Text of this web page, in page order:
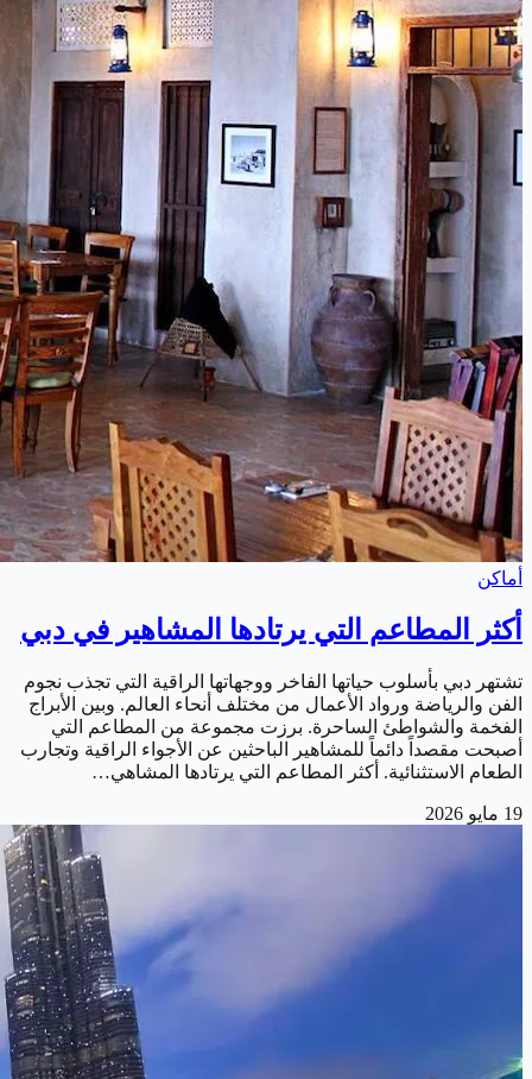
أماكن
أكثر المطاعم التي يرتادها المشاهير في دبي
تشتهر دبي بأسلوب حياتها الفاخر ووجهاتها الراقية التي تجذب نجوم
الفن والرياضة ورواد الأعمال من مختلف أنحاء العالم. وبين الأبراج
الفخمة والشواطئ الساحرة. برزت مجموعة من المطاعم التي
أصبحت مقصداً دائماً للمشاهير الباحثين عن الأجواء الراقية وتجارب
الطعام الاستثنائية. أكثر المطاعم التي يرتادها المشاهي…
19 مايو 2026